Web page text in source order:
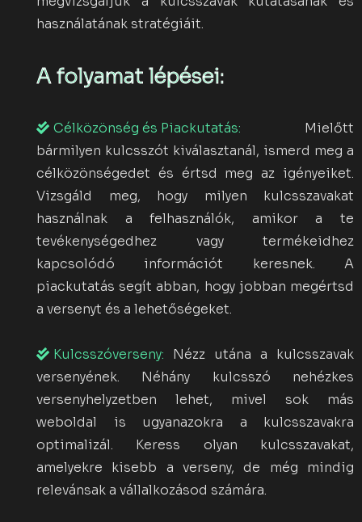
használatának stratégiáit.
A folyamat lépései:
Célközönség és Piackutatás: Mielőtt
bármilyen kulcsszót kiválasztanál, ismerd meg a
célközönségedet és értsd meg az igényeiket.
Vizsgáld meg, hogy milyen kulcsszavakat
használnak a felhasználók, amikor a te
tevékenységedhez vagy termékeidhez
kapcsolódó információt keresnek. A
piackutatás segít abban, hogy jobban megértsd
a versenyt és a lehetőségeket.
Kulcsszóverseny: Nézz utána a kulcsszavak
versenyének. Néhány kulcsszó nehézkes
versenyhelyzetben lehet, mivel sok más
weboldal is ugyanazokra a kulcsszavakra
optimalizál. Keress olyan kulcsszavakat,
amelyekre kisebb a verseny, de még mindig
relevánsak a vállalkozásod számára.